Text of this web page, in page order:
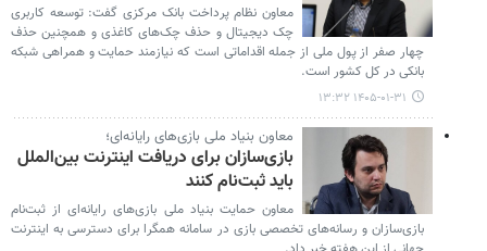
معاون نظام پرداخت بانک مرکزی گفت: توسعه کاربری
چک دیجیتال و حذف چک‌های کاغذی و همچنین حذف
چهار صفر از پول ملی از جمله اقداماتی است که نیازمند حمایت و همراهی شبکه
بانکی در کل کشور است.
۱۴۰۵-۰۱-۳۱ ۱۳:۳۲
معاون بنیاد ملی بازی‌های رایانه‌ای؛
بازی‌سازان برای دریافت اینترنت بین‌الملل
باید ثبت‌نام کنند
معاون حمایت بنیاد ملی بازی‌های رایانه‌ای از ثبت‌نام
بازی‌سازان و رسانه‌های تخصصی بازی در سامانه همگرا برای دسترسی به اینترنت